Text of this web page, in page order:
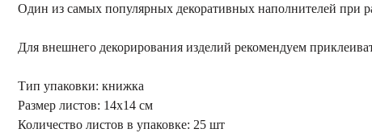
Один из самых популярных декоративных наполнителей при
Для внешнего декорирования изделий рекомендуем
Тип упаковки: книжка
Размер листов: 14х14 см
Количество листов в упаковке: 25 шт